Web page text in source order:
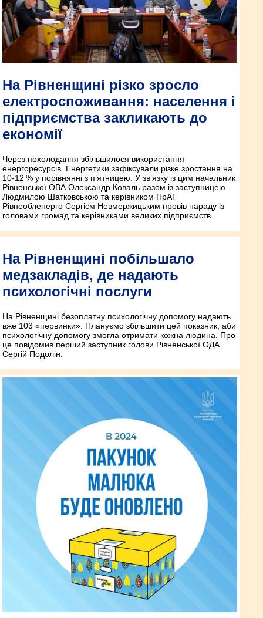
На Рівненщині різко зросло
електроспоживання: населення і
підприємства закликають до
економії
Через похолодання збільшилося використання
енергоресурсів. Енергетики зафіксували різке зростання на
10-12 % у порівнянні з п’ятницею. У зв’язку із цим начальник
Рівненської ОВА Олександр Коваль разом із заступницею
Людмилою Шатковською та керівником ПрАТ
Рівнеобленерго Сергієм Невмержицьким провів нараду із
головами громад та керівниками великих підприємств.
На Рівненщині побільшало
медзакладів, де надають
психологічні послуги
На Рівненщині безоплатну психологічну допомогу надають
вже 103 «первинки». Плануємо збільшити цей показник, аби
психологічну допомогу змогла отримати кожна людина. Про
це повідомив перший заступник голови Рівненської ОДА
Сергій Подолін.